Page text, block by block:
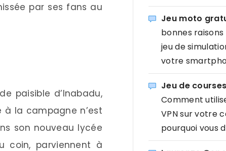
par ses fans au
paisible d’Inabadu,
la campagne n’est
son nouveau lycée
coin, parviennent à
Jeu moto
bonnes
jeu de
votre
Jeu de
Comment
VPN sur votre
pourquoi vous